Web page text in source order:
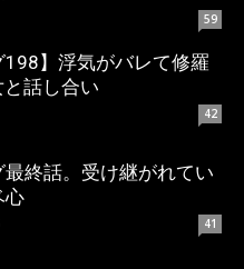
59
198】浮気がバレて修羅
話し合い
42
終話。受け継がれてい
心
41